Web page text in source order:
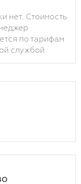
нет. Стоимость
по тарифам
службой